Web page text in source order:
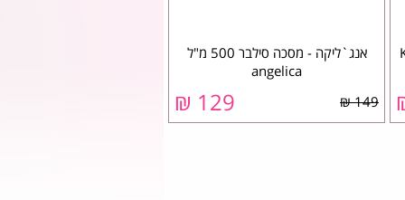
אנג`ליקה - מסכה סילבר 500 מ"ל
149 ₪
129 ₪